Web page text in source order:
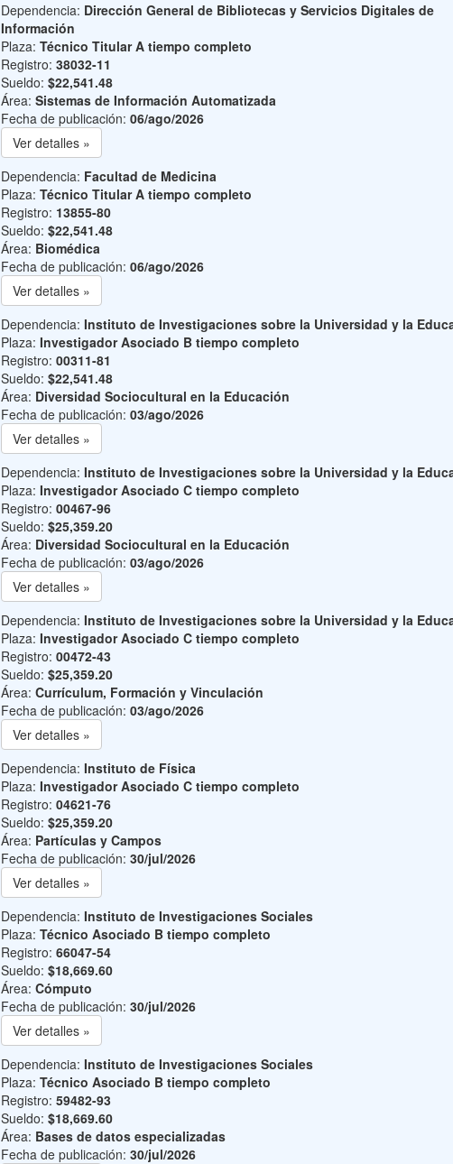
Dependencia: Dirección General de Bibliotecas y Servicios Digitales de
Información
Plaza: Técnico Titular A tiempo completo
Registro: 38032-11
Sueldo: $22,541.48
Área: Sistemas de Información Automatizada
Fecha de publicación: 06/ago/2026
Ver detalles »
Dependencia: Facultad de Medicina
Plaza: Técnico Titular A tiempo completo
Registro: 13855-80
Sueldo: $22,541.48
Área: Biomédica
Fecha de publicación: 06/ago/2026
Ver detalles »
Dependencia: Instituto de Investigaciones sobre la Universidad y la
Plaza: Investigador Asociado B tiempo completo
Registro: 00311-81
Sueldo: $22,541.48
Área: Diversidad Sociocultural en la Educación
Fecha de publicación: 03/ago/2026
Ver detalles »
Dependencia: Instituto de Investigaciones sobre la Universidad y la
Plaza: Investigador Asociado C tiempo completo
Registro: 00467-96
Sueldo: $25,359.20
Área: Diversidad Sociocultural en la Educación
Fecha de publicación: 03/ago/2026
Ver detalles »
Dependencia: Instituto de Investigaciones sobre la Universidad y la
Plaza: Investigador Asociado C tiempo completo
Registro: 00472-43
Sueldo: $25,359.20
Área: Currículum, Formación y Vinculación
Fecha de publicación: 03/ago/2026
Ver detalles »
Dependencia: Instituto de Física
Plaza: Investigador Asociado C tiempo completo
Registro: 04621-76
Sueldo: $25,359.20
Área: Partículas y Campos
Fecha de publicación: 30/jul/2026
Ver detalles »
Dependencia: Instituto de Investigaciones Sociales
Plaza: Técnico Asociado B tiempo completo
Registro: 66047-54
Sueldo: $18,669.60
Área: Cómputo
Fecha de publicación: 30/jul/2026
Ver detalles »
Dependencia: Instituto de Investigaciones Sociales
Plaza: Técnico Asociado B tiempo completo
Registro: 59482-93
Sueldo: $18,669.60
Área: Bases de datos especializadas
Fecha de publicación: 30/jul/2026